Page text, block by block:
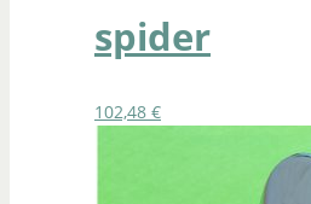
spider
102,48 €